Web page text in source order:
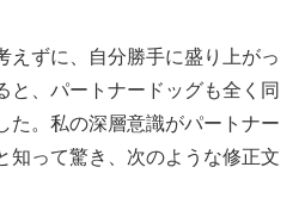
えずに、自分勝手に盛り上がっ
と、パートナードッグも全く同
た。私の深層意識がパートナー
知って驚き、次のような修正文